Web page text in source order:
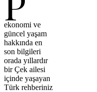
ekonomi ve
güncel yaşam
hakkında en
son bilgileri
orada yıllardır
bir Çek ailesi
içinde yaşayan
Türk rehberiniz